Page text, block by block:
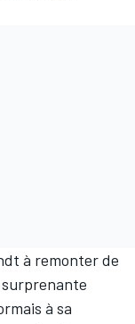
à remonter de
à sa